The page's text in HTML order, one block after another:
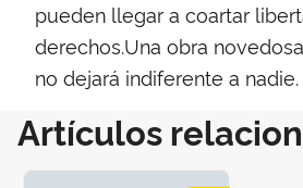
pueden llegar a coartar
derechos.Una obra
no dejará indiferente a nadie.
Artículos